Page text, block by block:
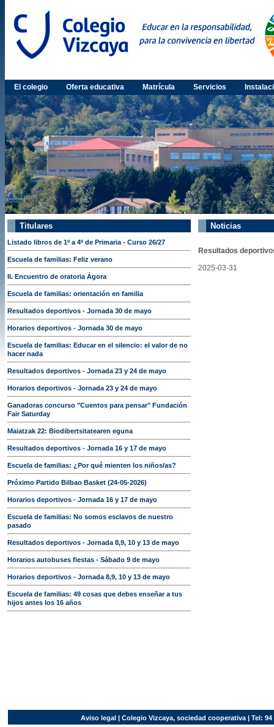
El colegio Oferta educativa Matrícula Servicios
Titulares
Listado libros de 1º a 4º de Primaria - Curso 26/27
Escuela de familias: Feliz verano
II. Encuentro de oratoria Ágora
Escuela de familias: orientación en familia
Resultados deportivos - Jornada 30 de mayo
Horarios deportivos - Jornada 30 de mayo
Escuela de familias: Educar en el silencio: el valor de no
hacer nada
Resultados deportivos - Jornada 23 y 24 de mayo
Horarios deportivos - Jornada 23 y 24 de mayo
Ganadoras concurso "Cuentos para pensar" Fundación
Fair Saturday
Maiatzak 22: Biodibertsitatearen eguna
Resultados deportivos - Jornada 16 y 17 de mayo
Escuela de familias: ¿Por qué mienten los niños/as?
Próximo Partido Bilbao Basket (24-05-2026)
Horarios deportivos - Jornada 16 y 17 de mayo
Escuela de familias: No somos esclavos de nuestro
pasado
Resultados deportivos - Jornada 8,9, 10 y 13 de mayo
Horarios autobuses fiestas - Sábado 9 de mayo
Horarios deportivos - Jornada 8,9, 10 y 13 de mayo
Escuela de familias: 49 cosas que debes enseñar a tus
hijos antes los 16 años
Noticias
Resultados
2025-03-31
Aviso legal| Colegio Vizcaya, sociedad cooperativa | Tel: 94